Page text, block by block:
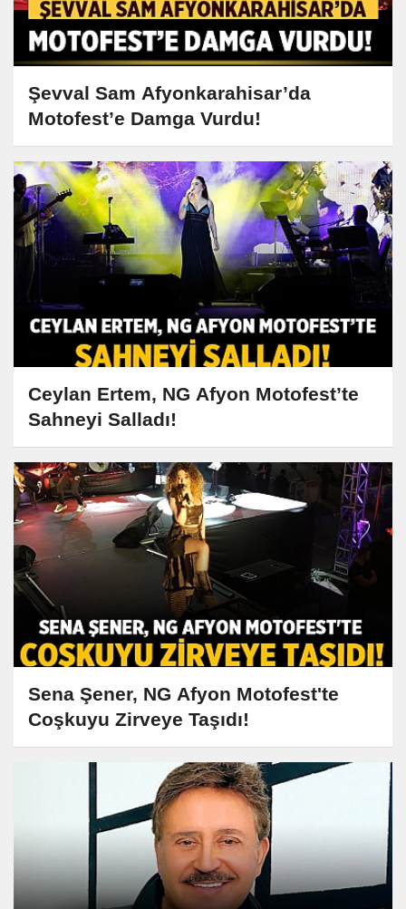
Şevval Sam Afyonkarahisar’da
Motofest’e Damga Vurdu!
Ceylan Ertem, NG Afyon Motofest’te
Sahneyi Salladı!
Sena Şener, NG Afyon Motofest'te
Coşkuyu Zirveye Taşıdı!